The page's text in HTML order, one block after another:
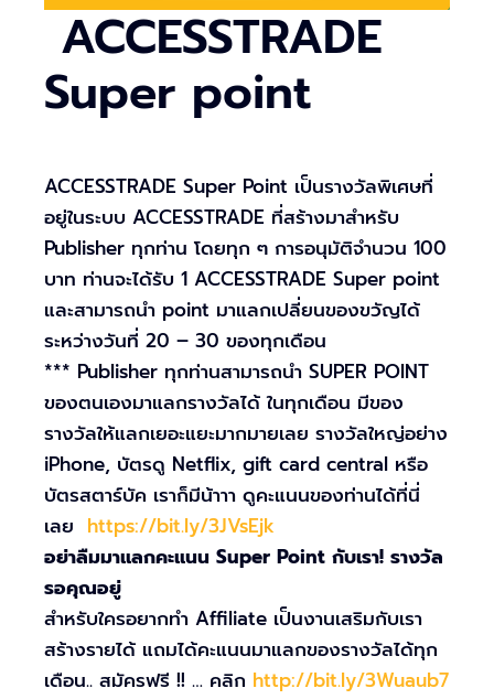
ACCESSTRADE
Super point
ACCESSTRADE Super Point เป็นรางวัลพิเศษที่
อยู่ในระบบ ACCESSTRADE ที่สร้างมาสำหรับ
Publisher ทุกท่าน โดยทุก ๆ การอนุมัติจำนวน 100
บาท ท่านจะได้รับ 1 ACCESSTRADE Super point
และสามารถนำ point มาแลกเปลี่ยนของขวัญได้
ระหว่างวันที่ 20 – 30 ของทุกเดือน
*** Publisher ทุกท่านสามารถนำ SUPER POINT
ของตนเองมาแลกรางวัลได้ ในทุกเดือน มีของ
รางวัลให้แลกเยอะแยะมากมายเลย รางวัลใหญ่อย่าง
iPhone, บัตรดู Netflix, gift card central หรือ
บัตรสตาร์บัค เราก็มีน้าาา ดูคะแนนของท่านได้ที่นี่
เลย https://bit.ly/3JVsEjk
อย่าลืมมาแลกคะแนน Super Point กับเรา! รางวัล
รอคุณอยู่
สำหรับใครอยากทำ Affiliate เป็นงานเสริมกับเรา
สร้างรายได้ แถมได้คะแนนมาแลกของรางวัลได้ทุก
เดือน.. สมัครฟรี !! … คลิก http://bit.ly/3Wuaub7